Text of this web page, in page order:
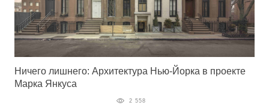
Ничего лишнего: Архитектура Нью-Йорка в проекте
Марка Янкуса
2 558